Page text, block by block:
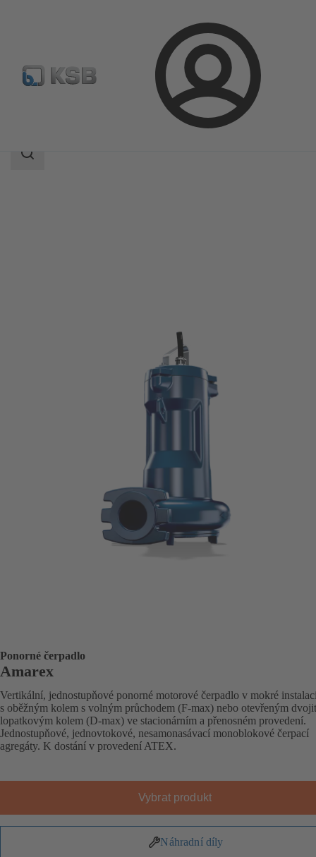
Přihlášení
Amarex
Rozsah
Ponorné čerpadlo
Amarex
Vertikální, jednostupňové ponorné motorové čerpadlo v mokré
s oběžným kolem s volným průchodem (F-max) nebo otevřeným
lopatkovým kolem (D-max) ve stacionárním a přenosném provedení.
Jednostupňové, jednovtokové, nesamonasávací monoblokové čerpací
agregáty. K dostání v provedení ATEX.
Vybrat produkt
Náhradní díly